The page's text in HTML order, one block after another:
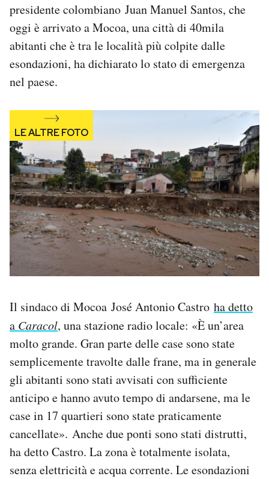
presidente colombiano Juan Manuel Santos, che
oggi è arrivato a Mocoa, una città di 40mila
abitanti che è tra le località più colpite dalle
esondazioni, ha dichiarato lo stato di emergenza
nel paese.
Il sindaco di Mocoa José Antonio Castro ha detto
a Caracol, una stazione radio locale: «È un’area
molto grande. Gran parte delle case sono state
semplicemente travolte dalle frane, ma in generale
gli abitanti sono stati avvisati con sufficiente
anticipo e hanno avuto tempo di andarsene, ma le
case in 17 quartieri sono state praticamente
cancellate». Anche due ponti sono stati distrutti,
ha detto Castro. La zona è totalmente isolata,
senza elettricità e acqua corrente. Le esondazioni